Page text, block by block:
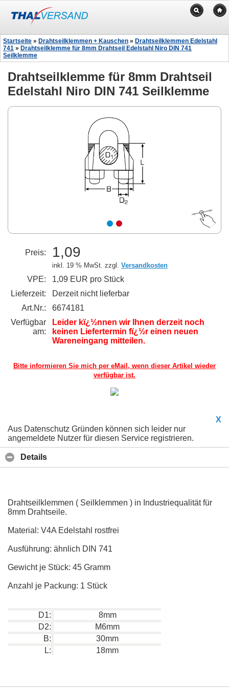
Startseite » Drahtseilklemmen + Kauschen » Drahtseilklemmen Edelstahl
741 » Drahtseilklemme für 8mm Drahtseil Edelstahl Niro DIN 741
Seilklemme
Drahtseilklemme für 8mm Drahtseil
Edelstahl Niro DIN 741 Seilklemme
Preis: 1,09
inkl. 19 % MwSt. zzgl. Versandkosten
VPE:
1,09 EUR pro Stück
Lieferzeit:
Derzeit nicht lieferbar
Art.Nr.:
6674181
Verfügbar
am:
Leider kï¿½nnen wir Ihnen derzeit noch
keinen Liefertermin fï¿½r einen neuen
Wareneingang mitteilen.
Bitte informieren Sie mich per eMail, wenn dieser Artikel wieder
verfügbar ist.
X
Aus Datenschutz Gründen können sich leider nur
angemeldete Nutzer für diesen Service registrieren.
Details
Drahtseilklemmen ( Seilklemmen ) in Industriequalität für
8mm Drahtseile.
Material: V4A Edelstahl rostfrei
Ausführung: ähnlich DIN 741
Gewicht je Stück: 45 Gramm
Anzahl je Packung: 1 Stück
D1:
8mm
D2:
M6mm
B:
30mm
L:
18mm